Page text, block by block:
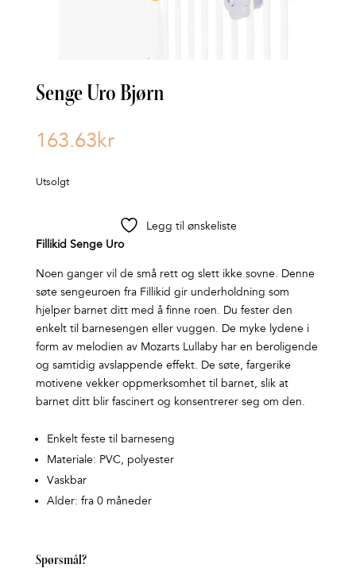
Senge Uro Bjørn
163.63kr
Utsolgt
Legg til ønskeliste
Fillikid Senge Uro
Noen ganger vil de små rett og slett ikke sovne. Denne
søte sengeuroen fra Fillikid gir underholdning som
hjelper barnet ditt med å finne roen. Du fester den
enkelt til barnesengen eller vuggen. De myke lydene i
form av melodien av Mozarts Lullaby har en beroligende
og samtidig avslappende effekt. De søte, fargerike
motivene vekker oppmerksomhet til barnet, slik at
barnet ditt blir fascinert og konsentrerer seg om den.
Enkelt feste til barneseng
Materiale: PVC, polyester
Vaskbar
Alder: fra 0 måneder
Spørsmål?